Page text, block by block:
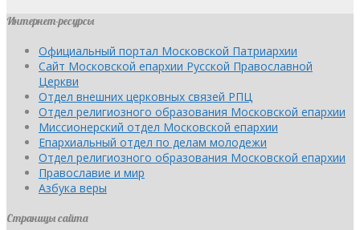
Интернет-ресурсы
Официальный портал Московской Патриархии
Сайт Московской епархии Русской Православной
Церкви
Отдел внешних церковных связей РПЦ
Отдел религиозного образования Московской епархии
Миссионерский отдел Московской епархии
Епархиальный отдел по делам молодежи
Отдел религиозного образования Московской епархии
Православие и мир
Азбука веры
Страницы сайта